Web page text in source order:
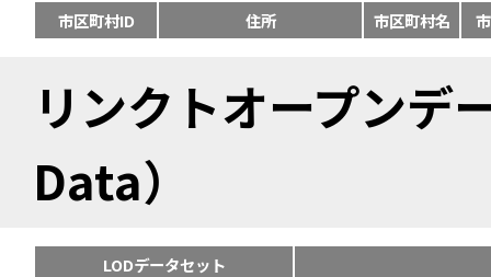
市区町村ID
住所 市区町村名
リンクトオープン
Data）
LODデータセット